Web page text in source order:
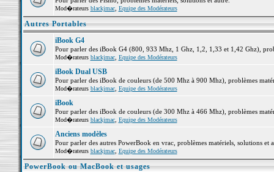
Mod�rateurs blackjmac, Equipe des Modérateurs
Autres Portables
iBook G4
Pour parler des iBook G4 (800, 933 Mhz, 1 Ghz, 1,2, 1,33 et 1,42 Ghz),
Mod�rateurs blackjmac, Equipe des Modérateurs
iBook Dual USB
Pour parler des iBook de couleurs (de 500 Mhz à 900 Mhz), problèmes
Mod�rateurs blackjmac, Equipe des Modérateurs
iBook
Pour parler des iBook de couleurs (de 300 Mhz à 466 Mhz), problèmes
Mod�rateurs blackjmac, Equipe des Modérateurs
Anciens modèles
Pour parler des autres PowerBook en vrac, problèmes matériels, solutions et
Mod�rateurs blackjmac, Equipe des Modérateurs
PowerBook ou MacBook et usages